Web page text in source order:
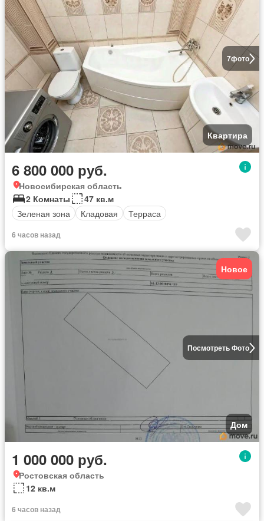
7фото
Квартира
6 800 000 руб.
Новосибирская область
2 Комнаты
47 кв.м
Зеленая зона
Кладовая Терраса
6 часов назад
Посмотреть Фото
Новое
Дом
1 000 000 руб.
Ростовская область
12 кв.м
6 часов назад